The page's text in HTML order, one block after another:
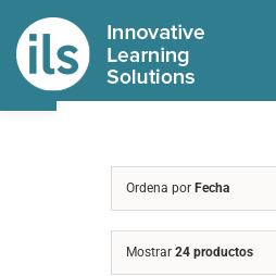
Abrir barra de herramientas
Saltar
contenido
Sobre nosotros
Nuevo e-learning
Ordena por Fecha
Mostrar 24 productos